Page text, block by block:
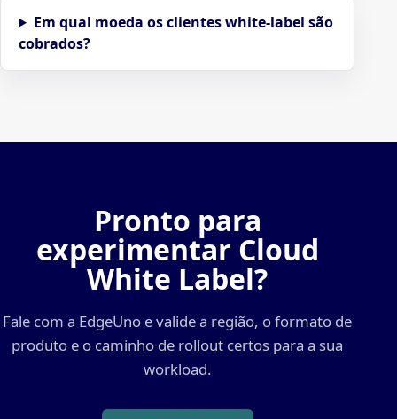
Em qual moeda os clientes white-label são
cobrados?
Pronto para
experimentar Cloud
White Label?
Fale com a EdgeUno e valide a região, o formato de
produto e o caminho de rollout certos para a sua
workload.